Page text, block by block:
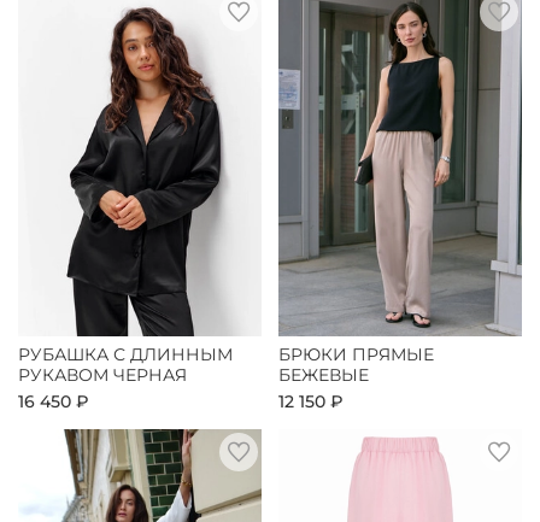
РУБАШКА С ДЛИННЫМ
РУКАВОМ ЧЕРНАЯ
16 450 ₽
БРЮКИ ПРЯМЫЕ
БЕЖЕВЫЕ
12 150 ₽